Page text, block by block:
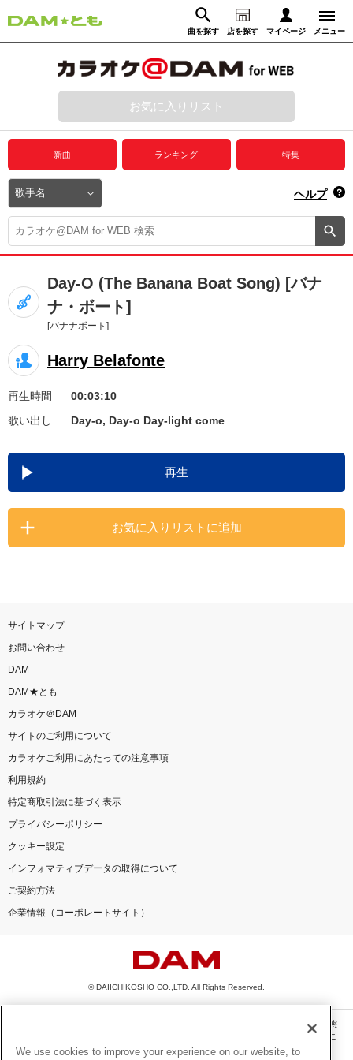
曲を探す 店を探す マイページ メニュー
動画からさがす 録音からさがす
ログイン
プレミアムサービス
DAM★とも動画
DAM★とも録音
カラオケ＠DAM
ユーザー検索
お知らせ
自宅でカラオケ歌い放題！
お気に入りリスト
新曲 ランキング 特集
ヘルプ
Day-O (The Banana Boat Song) [バナ
ナ・ボート]
[バナナボート]
Harry Belafonte
再生時間
00:03:10
歌い出し
Day-o, Day-o Day-light come
再生
お気に入りリストに追加
サイトマップ
お問い合わせ
DAM
DAM★とも
カラオケ＠DAM
サイトのご利用について
カラオケご利用にあたっての注意事項
利用規約
特定商取引法に基づく表示
プライバシーポリシー
クッキー設定
インフォマティブデータの取得について
ご契約方法
企業情報（コーポレートサイト）
© DAIICHIKOSHO CO.,LTD. All Rights Reserved.
このサイトに掲載されている一切の文章・画像・写真・動画・音声等を、手段や形態
を問わず、著作権法の定める範囲を超えて無断で複製、転載、ファイル化などするこ
とを禁じます。
We use cookies to improve your experience on our website, to